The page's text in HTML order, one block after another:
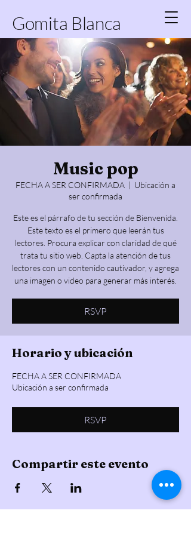
Gomita Blanca
Music pop
FECHA A SER CONFIRMADA
  |
Ubicación a
ser confirmada
Este es el párrafo de tu sección de Bienvenida.
Este texto es el primero que leerán tus
lectores. Procura explicar con claridad de qué
trata tu sitio web. Capta la atención de tus
lectores con un contenido cautivador, y agrega
una imagen o video para generar más interés.
RSVP
Horario y ubicación
FECHA A SER CONFIRMADA
Ubicación a ser confirmada
RSVP
Compartir este evento